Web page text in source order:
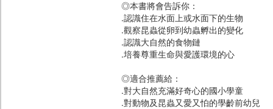
◎本書將會告訴你：
․認識住在水面上或水面下的生物
․觀察昆蟲從卵到幼蟲孵出的變化
․認識大自然的食物鏈
․培養尊重生命與愛護環境的心
◎適合推薦給：
․對大自然充滿好奇心的國小學童
․對動物及昆蟲又愛又怕的學齡前幼兒